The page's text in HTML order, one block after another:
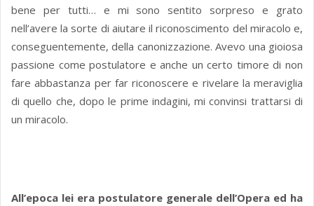
bene per tutti… e mi sono sentito sorpreso e grato
nell’avere la sorte di aiutare il riconoscimento del miracolo e,
conseguentemente, della canonizzazione. Avevo una gioiosa
passione come postulatore e anche un certo timore di non
fare abbastanza per far riconoscere e rivelare la meraviglia
di quello che, dopo le prime indagini, mi convinsi trattarsi di
un miracolo.
All’epoca lei era postulatore generale dell’Opera ed ha